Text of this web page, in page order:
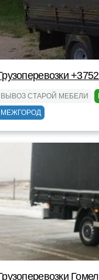
ВЫВОЗ СТАРОЙ МЕБЕЛИ
МЕЖГОРОД